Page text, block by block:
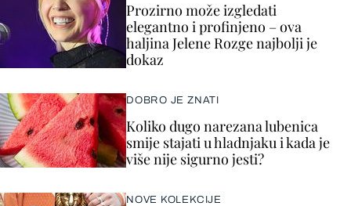
Prozirno može izgledati
elegantno i profinjeno – ova
haljina Jelene Rozge najbolji je
dokaz
DOBRO JE ZNATI
Koliko dugo narezana lubenica
smije stajati u hladnjaku i kada je
više nije sigurno jesti?
NOVE KOLEKCIJE